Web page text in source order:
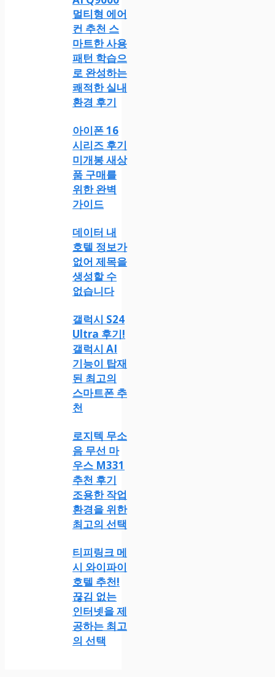
멀티형 에어
컨 추천 스
마트한 사용
패턴 학습으
로 완성하는
쾌적한 실내
환경 후기
아이폰 16
시리즈 후기
미개봉 새상
품 구매를
위한 완벽
가이드
데이터 내
호텔 정보가
없어 제목을
생성할 수
없습니다
갤럭시 S24
Ultra 후기!
갤럭시 AI
기능이 탑재
된 최고의
스마트폰 추
천
로지텍 무소
음 무선 마
우스 M331
추천 후기
조용한 작업
환경을 위한
최고의 선택
티피링크 메
시 와이파이
호텔 추천!
끊김 없는
인터넷을 제
공하는 최고
의 선택